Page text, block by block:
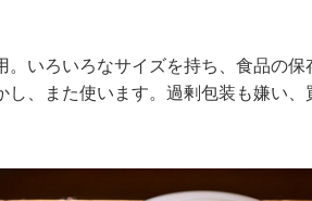
いろいろなサイズを持ち、食品の保
、また使います。過剰包装も嫌い、